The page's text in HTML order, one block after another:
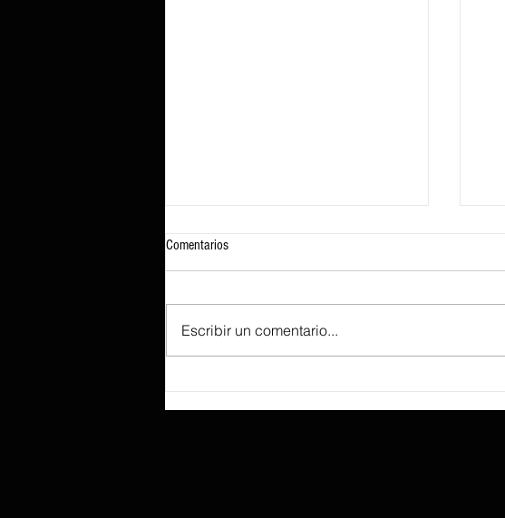
Comentarios
Escribir un comentario...